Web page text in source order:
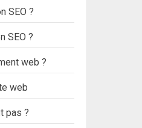
SEO ?
SEO ?
web ?
web
pas ?